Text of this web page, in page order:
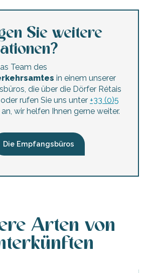
Sie weitere
Team des
in einem unserer
die über die Dörfer Rétais
rufen Sie uns unter +33 (0)5
an, wir helfen Ihnen gerne weiter.
Die Empfangsbüros
Arten von